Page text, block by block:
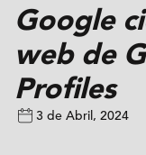
Google
web de
Profiles
3 de Abril, 2024